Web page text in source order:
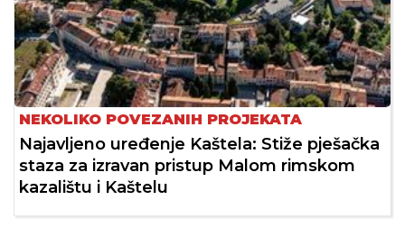
NEKOLIKO POVEZANIH PROJEKATA
Najavljeno uređenje Kaštela: Stiže pješačka
staza za izravan pristup Malom rimskom
kazalištu i Kaštelu